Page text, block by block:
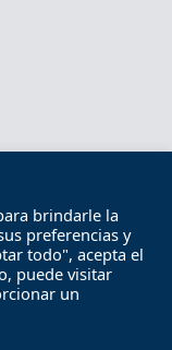
privacidad
Mapa web
brindarle la
preferencias y
todo", acepta el
puede visitar
un